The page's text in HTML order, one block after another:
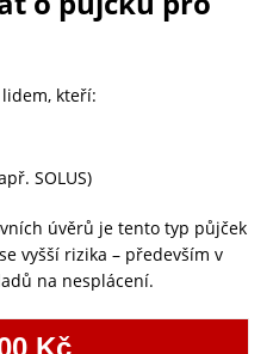
kteří:
SOLUS)
úvěrů je tento typ půjček
vyšší rizika – především v
na nesplácení.